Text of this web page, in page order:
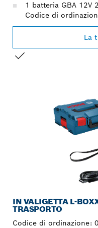
1 batteria GBA 12V
Codice di
La
IN VALIGETTA L-
TRASPORTO
Codice di ordinazione: